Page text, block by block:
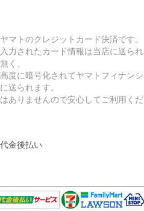
マトのクレジットカード決済です。
力されたカード情報は当店に送られ
く、
度に暗号化されてヤマトフィナンシ
送られます。
ありませんので安心してご利用くだ
金後払い